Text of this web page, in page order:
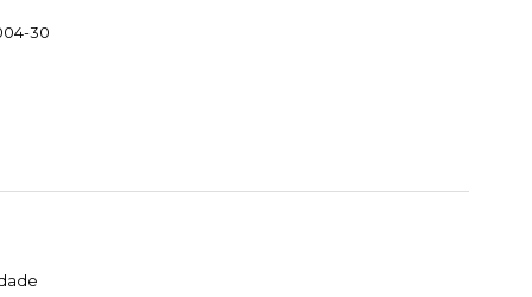
30